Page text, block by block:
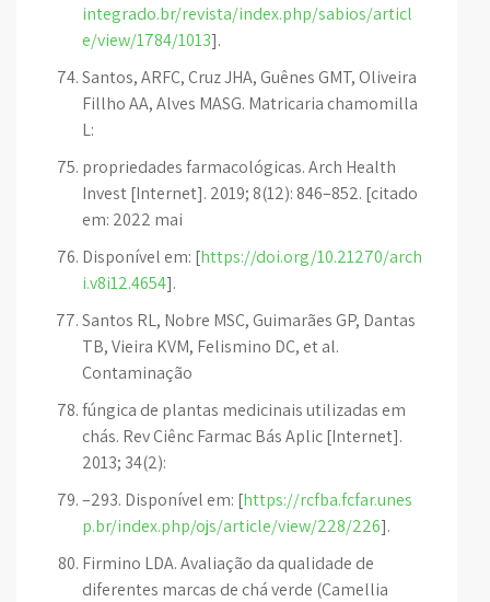
integrado.br/revista/index.php/sabios/articl
e/view/1784/1013].
Santos, ARFC, Cruz JHA, Guênes GMT, Oliveira
Fillho AA, Alves MASG. Matricaria chamomilla
L:
propriedades farmacológicas. Arch Health
Invest [Internet]. 2019; 8(12): 846–852. [citado
em: 2022 mai
Disponível em: [https://doi.org/10.21270/arch
i.v8i12.4654].
Santos RL, Nobre MSC, Guimarães GP, Dantas
TB, Vieira KVM, Felismino DC, et al.
Contaminação
fúngica de plantas medicinais utilizadas em
chás. Rev Ciênc Farmac Bás Aplic [Internet].
2013; 34(2):
–293. Disponível em: [https://rcfba.fcfar.unes
p.br/index.php/ojs/article/view/228/226].
Firmino LDA. Avaliação da qualidade de
diferentes marcas de chá verde (Camellia